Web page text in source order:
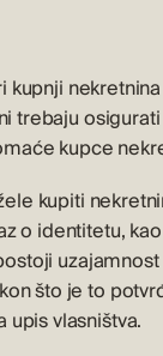
trebaju
kupce
kupiti
o identitetu,
što je to
vlasništva.